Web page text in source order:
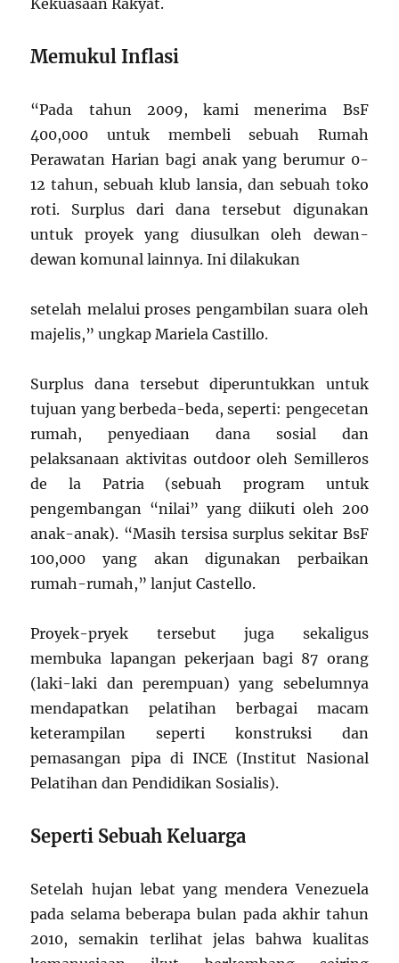
Kekuasaan Rakyat.
Memukul Inflasi
“Pada tahun 2009, kami menerima BsF
400,000 untuk membeli sebuah Rumah
Perawatan Harian bagi anak yang berumur 0-
12 tahun, sebuah klub lansia, dan sebuah toko
roti. Surplus dari dana tersebut digunakan
untuk proyek yang diusulkan oleh dewan-
dewan komunal lainnya. Ini dilakukan
setelah melalui proses pengambilan suara oleh
majelis,” ungkap Mariela Castillo.
Surplus dana tersebut diperuntukkan untuk
tujuan yang berbeda-beda, seperti: pengecetan
rumah, penyediaan dana sosial dan
pelaksanaan aktivitas outdoor oleh Semilleros
de la Patria (sebuah program untuk
pengembangan “nilai” yang diikuti oleh 200
anak-anak). “Masih tersisa surplus sekitar BsF
100,000 yang akan digunakan perbaikan
rumah-rumah,” lanjut Castello.
Proyek-pryek tersebut juga sekaligus
membuka lapangan pekerjaan bagi 87 orang
(laki-laki dan perempuan) yang sebelumnya
mendapatkan pelatihan berbagai macam
keterampilan seperti konstruksi dan
pemasangan pipa di INCE (Institut Nasional
Pelatihan dan Pendidikan Sosialis).
Seperti Sebuah Keluarga
Setelah hujan lebat yang mendera Venezuela
pada selama beberapa bulan pada akhir tahun
2010, semakin terlihat jelas bahwa kualitas